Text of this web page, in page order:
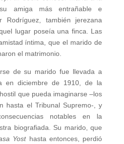
amiga más entrañable e
Rodríguez, también jerezana
lugar poseía una finca. Las
íntima, que el marido de
el matrimonio.
de su marido fue llevada a
en diciembre de 1910, de la
que pueda imaginarse –los
hasta el Tribunal Supremo-, y
notables en la
biografiada. Su marido, que
Yost hasta entonces, perdió